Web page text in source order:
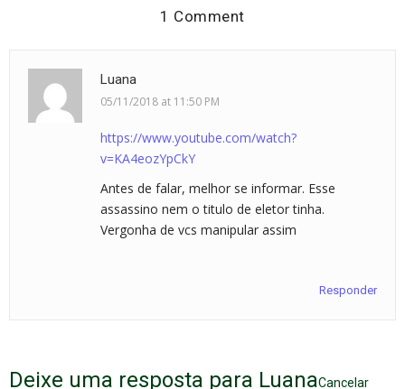
1 Comment
Luana
05/11/2018 at 11:50 PM
https://www.youtube.com/watch?
v=KA4eozYpCkY
Antes de falar, melhor se informar. Esse
assassino nem o titulo de eletor tinha.
Vergonha de vcs manipular assim
Responder
Deixe uma resposta para LuanaCancelar